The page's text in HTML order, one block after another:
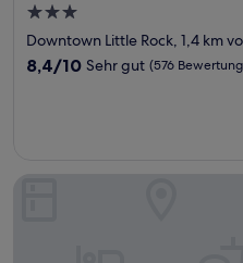
3.0-
Sterne-
Unterkunft
Downtown Little Rock, 1,4 km
8.4
Bewertungen)
8,4/10 Sehr gut (576
Wyndham Riverfront Little